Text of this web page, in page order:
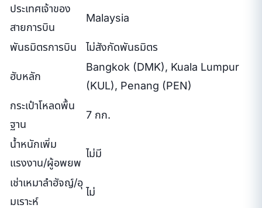
ประเทศเจ้าของ
สายการบิน
Malaysia
พันธมิตรการบิน ไม่สังกัดพันธมิตร
ฮับหลัก
Bangkok (DMK), Kuala Lumpur
(KUL), Penang (PEN)
กระเป๋าโหลดพื้น
ฐาน
7 กก.
น้ำหนักเพิ่ม
แรงงาน/ผู้อพยพ
ไม่มี
เช่าเหมาลำฮัจญ์/อุ
มเราะห์
ไม่